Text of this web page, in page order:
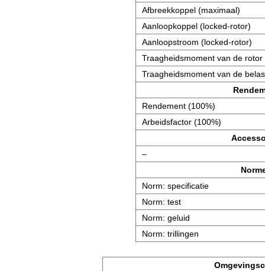
Afbreekkoppel (maximaal)
Aanloopkoppel (locked-rotor)
Aanloopstroom (locked-rotor)
Traagheidsmoment van de rotor
Traagheidsmoment van de
Rendement (100%)
Arbeidsfactor (100%)
–
Norm: specificatie
Norm: test
Norm: geluid
Norm: trillingen